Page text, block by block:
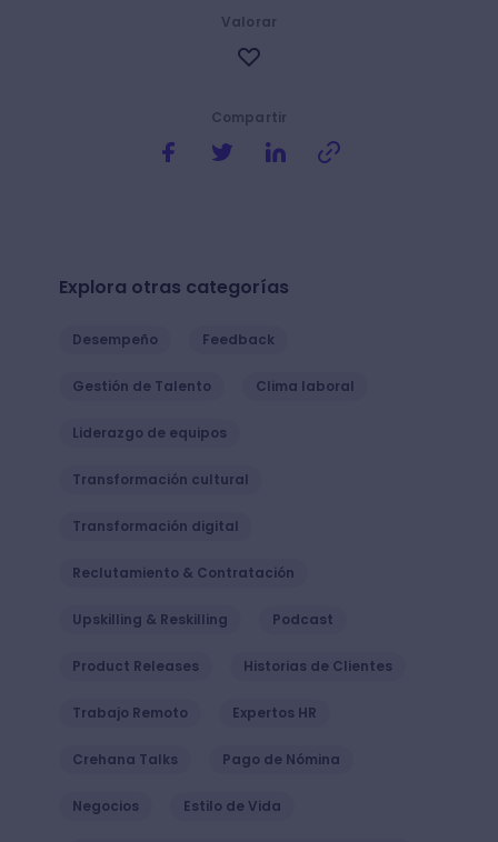
Compartir
Valorar
Explora otras categorías
Desempeño Feedback
Gestión de Talento Clima laboral
Liderazgo de equipos
Transformación cultural
Transformación digital
Reclutamiento & Contratación
Upskilling & Reskilling Podcast
Product Releases Historias de Clientes
Trabajo Remoto Expertos HR
Crehana Talks Pago de Nómina
Negocios Estilo de Vida